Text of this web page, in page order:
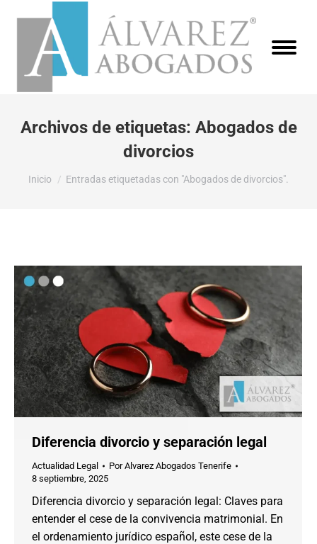
Archivos de etiquetas: Abogados de
divorcios
Estás aquí:
Inicio Entradas etiquetadas con "Abogados de divorcios".
Diferencia divorcio y separación legal
Actualidad Legal PorAlvarez Abogados Tenerife
8 septiembre, 2025
Diferencia divorcio y separación legal: Claves para
entender el cese de la convivencia matrimonial. En
el ordenamiento jurídico español, este cese de la